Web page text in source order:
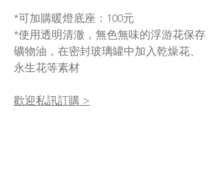
*可加購暖燈底座：100元
*使用透明清澈，無色無味的浮游花保存
礦物油，在密封玻璃罐中加入乾燥花、
永生花等素材
歡迎私訊訂購 >